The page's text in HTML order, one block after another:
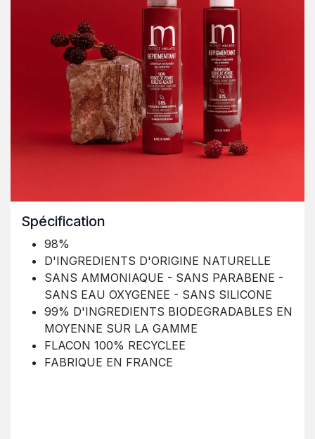
Spécification
98%
D'INGREDIENTS D'ORIGINE NATURELLE
SANS AMMONIAQUE - SANS PARABENE -
SANS EAU OXYGENEE - SANS SILICONE
99% D'INGREDIENTS BIODEGRADABLES EN
MOYENNE SUR LA GAMME
FLACON 100% RECYCLEE
FABRIQUE EN FRANCE